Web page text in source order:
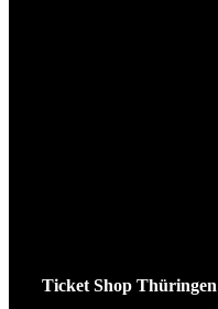
Ticket Shop Thüringen